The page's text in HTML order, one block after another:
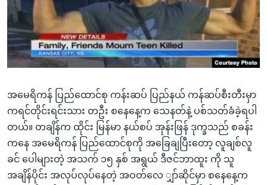
ညွန်း
စာမျက်နှာ
သို့
ကျော်
ရန်
ရှာဖွေ
ရန်
နေရာ
သို့
ကျော်
သုတပဒေသာ အင်္ဂလိပ်စာ
Learning English
ဗွီအိုအေ လူမှုကွန်ယက်များ
ဘာသာစကားများ
အမေရိကန် ပြည်ထောင်စု ကန်းဆပ် ပြည်နယ် ကန်ဆပ်စီးတီးမှာ
ကရင်တိုင်းရင်းသား တဦး စနေနေ့က သေနတ်နဲ့ ပစ်သတ်ခံခဲ့ရပါ
တယ်။ တချိန်က ထိုင်း မြန်မာ နယ်စပ် အုန်းဖြန် ဒုက္ခသည် စခန်း
ကနေ အမေရိကန် ပြည်ထောင်စုကို အခြေချပြီးတော့ လူချစ်လူ
ခင် ပေါများတဲ့ အသက် ၁၅ နှစ် အရွယ် ဒီဇင်ဘာထူး ကို သူ
အချိန်ပိုင်း အလုပ်လုပ်နေတဲ့ အဝတ်လေ ျှာ်ဆိုင်မှာ စနေနေ့က